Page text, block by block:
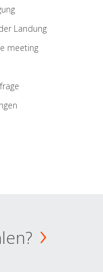
Landung
meeting